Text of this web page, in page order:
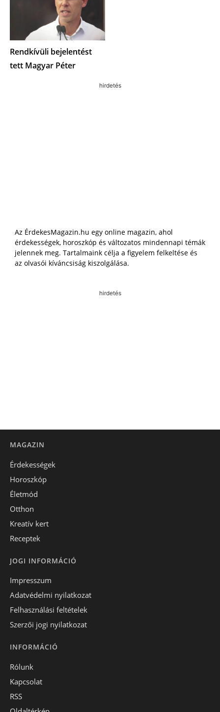
Rendkívüli bejelentést
tett Magyar Péter
hirdetés
Az ÉrdekesMagazin.hu egy online magazin, ahol
érdekességek, horoszkóp és változatos mindennapi témák
jelennek meg. Tartalmaink célja a figyelem felkeltése és
az olvasói kíváncsiság kiszolgálása.
hirdetés
MAGAZIN
Érdekességek
Horoszkóp
Életmód
Otthon
Kreatív kert
Receptek
JOGI INFORMÁCIÓ
Impresszum
Adatvédelmi nyilatkozat
Felhasználási feltételek
Szerzői jogi nyilatkozat
INFORMÁCIÓ
Rólunk
Kapcsolat
RSS